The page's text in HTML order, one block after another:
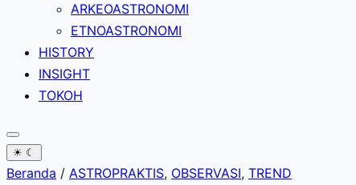
ARKEOASTRONOMI
ETNOASTRONOMI
HISTORY
INSIGHT
TOKOH
☀ ☾
Beranda / ASTROPRAKTIS, OBSERVASI, TREND